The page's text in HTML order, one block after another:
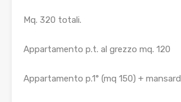
Mq. 320 totali.
Appartamento p.t. al grezzo mq. 120
Appartamento p.1° (mq 150) +